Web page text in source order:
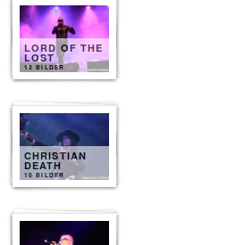
LORD OF THE
LOST
13 BILDER
CHRISTIAN
DEATH
10 BILDER